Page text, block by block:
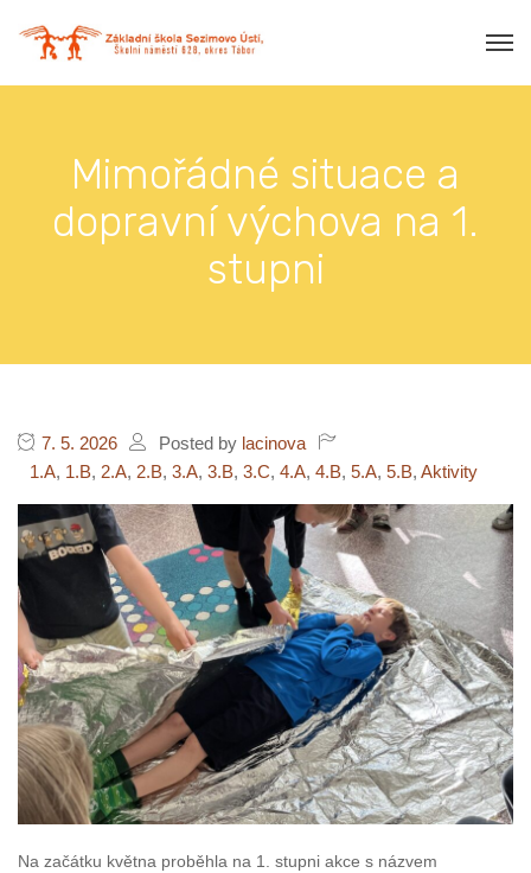
Mimořádné situace a
dopravní výchova na 1.
stupni
7. 5. 2026 Posted by lacinova
1.A, 1.B, 2.A, 2.B, 3.A, 3.B, 3.C, 4.A, 4.B, 5.A, 5.B, Aktivity
Na začátku května proběhla na 1. stupni akce s názvem